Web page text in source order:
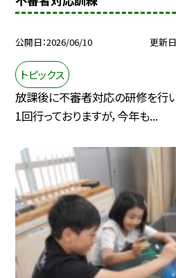
公開日 2026/06/10 更新日
トピックス
放課後に不審者対応の研修を行
1回行っておりますが，今年も...